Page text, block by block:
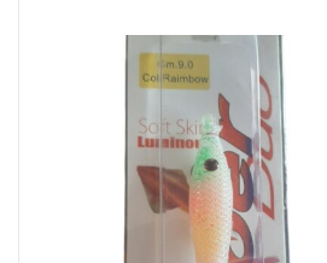
Canne Sunset
– 300 G
Cannes, Surfcasting
د.ت768,000
د.ت
Canne Sunset
– 300 G